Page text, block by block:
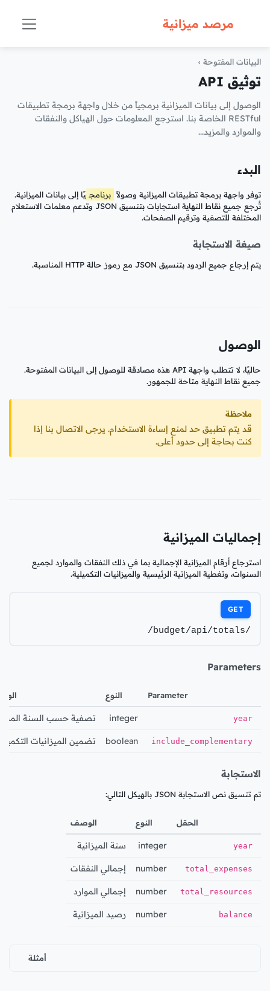
مرصد ميزانية
البيانات المفتوحة ›
توثيق API
الوصول إلى بيانات الميزانية برمجياً من خلال واجهة برمجة تطبيقات
RESTful الخاصة بنا. استرجع المعلومات حول الهياكل والنفقات
والموارد والمزيد...
البدء
توفر واجهة برمجة تطبيقات الميزانية وصولاً برنامج يًا إلى بيانات الميزانية.
تُرجع جميع نقاط النهاية استجابات بتنسيق JSON وتدعم معلمات الاستعلام
المختلفة للتصفية وترقيم الصفحات.
صيغة الاستجابة
يتم إرجاع جميع الردود بتنسيق JSON مع رموز حالة HTTP المناسبة.
الوصول
حاليًا، لا تتطلب واجهة API هذه مصادقة للوصول إلى البيانات المفتوحة.
جميع نقاط النهاية متاحة للجمهور.
ملاحظة
قد يتم تطبيق حد لمنع إساءة الاستخدام. يرجى الاتصال بنا إذا
كنت بحاجة إلى حدود أعلى.
إجماليات الميزانية
استرجاع أرقام الميزانية الإجمالية بما في ذلك النفقات والموارد لجميع
السنوات، وتغطية الميزانية الرئيسية والميزانيات التكميلية.
GET
/budget/api/totals/
Parameters
Parameter النوع
year
integer تصفية حسب السنة
include_complementary
boolean تضمين الميزانيات
الاستجابة
تم تنسيق نص الاستجابة JSON بالهيكل التالي:
الحقل النوع الوصف
year
integer سنة الميزانية
total_expenses
number إجمالي النفقات
total_resources
number إجمالي الموارد
balance
number رصيد الميزانية
أمثلة